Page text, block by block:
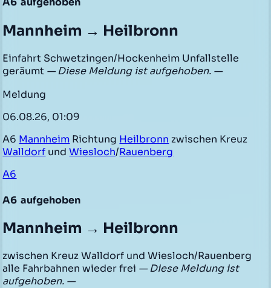
Mannheim → Heilbronn
Einfahrt Schwetzingen/Hockenheim Unfallstelle
geräumt — Diese Meldung ist aufgehoben. —
Meldung
06.08.26, 01:09
A6 Mannheim Richtung Heilbronn zwischen Kreuz
Walldorf undWiesloch/Rauenberg
A6
A6 aufgehoben
Mannheim → Heilbronn
zwischen Kreuz Walldorf und Wiesloch/Rauenberg
alle Fahrbahnen wieder frei — Diese Meldung ist
aufgehoben. —